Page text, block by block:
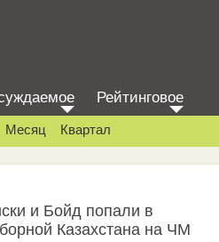
Рейтинговое
Месяц Квартал
и Бойд попали в
Казахстана на ЧМ